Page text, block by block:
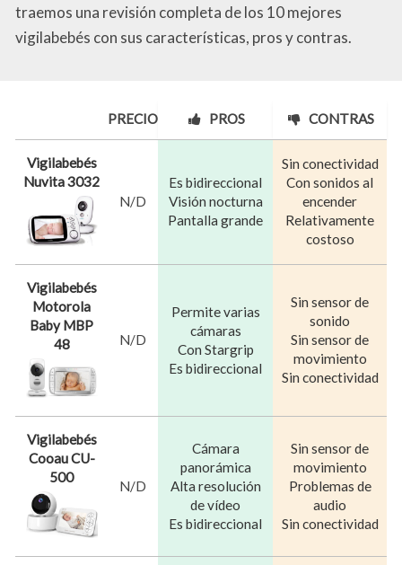
traemos una revisión completa de los 10 mejores
vigilabebés con sus características, pros y contras.
PRECIO PROS CONTRAS
Vigilabebés
Nuvita 3032
N/D
Es bidireccional
Visión nocturna
Pantalla grande
Sin conectividad
Con sonidos al
encender
Relativamente
costoso
Vigilabebés
Motorola
Baby MBP
48
N/D
Permite varias
cámaras
Con Stargrip
Es bidireccional
Sin sensor de
sonido
Sin sensor de
movimiento
Sin conectividad
Vigilabebés
Cooau CU-
500
N/D
Cámara
panorámica
Alta resolución
de vídeo
Es bidireccional
Sin sensor de
movimiento
Problemas de
audio
Sin conectividad